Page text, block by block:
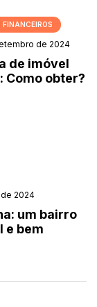
de 2024
de imóvel
Como obter?
de 2024
um bairro
e bem